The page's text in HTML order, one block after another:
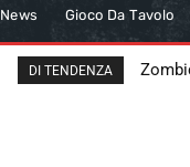
News Gioco Da Tavolo
DI TENDENZA